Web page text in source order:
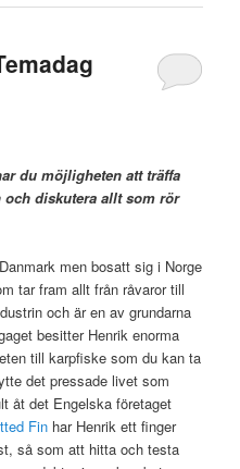
du möjligheten att träffa
och diskutera allt som rör
men bosatt sig i Norge
tar fram allt från råvaror till
och är en av grundarna
besitter Henrik enorma
till karpfiske som du kan ta
det pressade livet som
åt det Engelska företaget
Fin har Henrik ett finger
så som att hitta och testa